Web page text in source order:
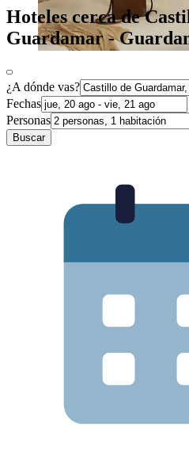
Hoteles cerca de
Guardamar -
¿A dónde vas?
Fechas
Personas
Buscar